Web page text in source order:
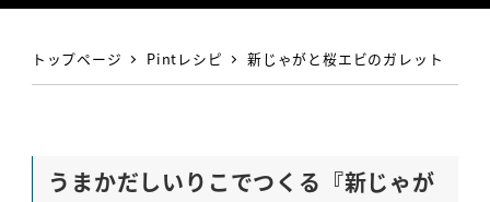
トップページ Pintレシピ 新じゃがと桜エビのガレット
うまかだしいりこでつくる『新じゃが